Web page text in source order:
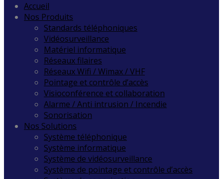
Accueil
Nos Produits
Standards téléphoniques
Vidéosurveillance
Matériel informatique
Réseaux filaires
Réseaux Wifi / Wimax / VHF
Pointage et contrôle d’accès
Visioconférence et collaboration
Alarme / Anti intrusion / Incendie
Sonorisation
Nos Solutions
Système téléphonique
Système informatique
Système de vidéosurveillance
Système de pointage et contrôle d’accès